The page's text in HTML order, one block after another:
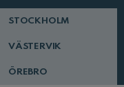
STOCKHOLM
VÄSTERVIK
ÖREBRO